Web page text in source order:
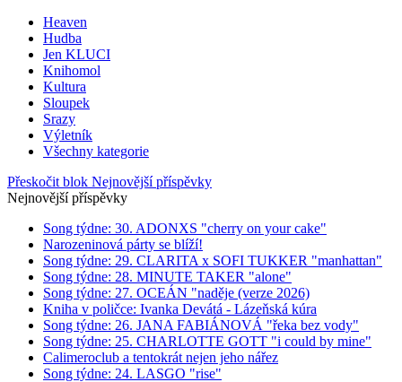
Heaven
Hudba
Jen KLUCI
Knihomol
Kultura
Sloupek
Srazy
Výletník
Všechny kategorie
Přeskočit blok Nejnovější příspěvky
Nejnovější příspěvky
Song týdne: 30. ADONXS "cherry on your cake"
Narozeninová párty se blíží!
Song týdne: 29. CLARITA x SOFI TUKKER "manhattan"
Song týdne: 28. MINUTE TAKER "alone"
Song týdne: 27. OCEÁN "naděje (verze 2026)
Kniha v poličce: Ivanka Devátá - Lázeňská kúra
Song týdne: 26. JANA FABIÁNOVÁ "řeka bez vody"
Song týdne: 25. CHARLOTTE GOTT "i could by mine"
Calimeroclub a tentokrát nejen jeho nářez
Song týdne: 24. LASGO "rise"